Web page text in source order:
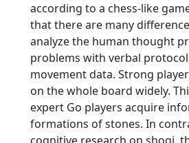
according to a chess-like
that there are many
analyze the human thought
problems with verbal
movement data. Strong
on the whole board widely.
expert Go players acquire
formations of stones. In